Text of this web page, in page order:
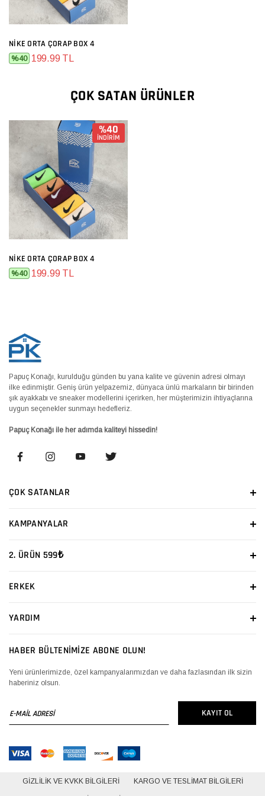
NIKE ORTA ÇORAP BOX 4
%40 199.99 TL
ÇOK SATAN ÜRÜNLER
%40
İNDİRİM
NIKE ORTA ÇORAP BOX 4
%40 199.99 TL
Papuç Konağı, kurulduğu günden bu yana kalite ve güvenin adresi olmayı
ilke edinmiştir. Geniş ürün yelpazemiz, dünyaca ünlü markaların bir birinden
şık ayakkabı ve sneaker modellerini içerirken, her müşterimizin ihtiyaçlarına
uygun seçenekler sunmayı hedefleriz.
Papuç Konağı ile her adımda kaliteyi hissedin!
ÇOK SATANLAR
KAMPANYALAR
2. ÜRÜN 599₺
ERKEK
YARDIM
HABER BÜLTENİMİZE ABONE OLUN!
Yeni ürünlerimizde, özel kampanyalarımızdan ve daha fazlasından ilk sizin
haberiniz olsun.
MAİL
KAYIT OL
GIZLILIK VE KVKK BILGILERI KARGO VE TESLIMAT BILGILERI